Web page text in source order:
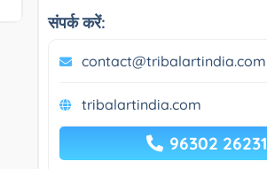
संपर्क करें:
contact@tribalartindia.com
tribalartindia.com
96302 26231